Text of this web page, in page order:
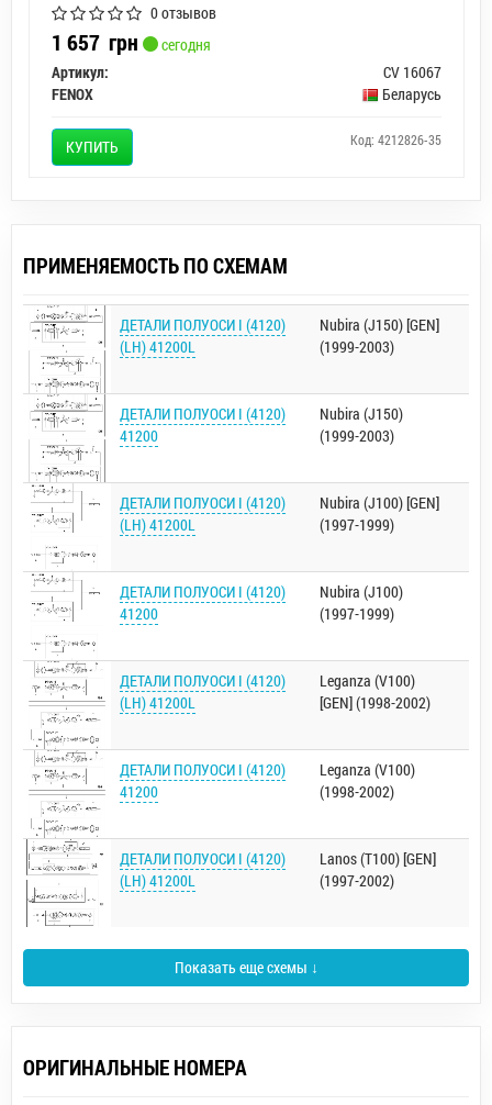
0 отзывов
1 657 грн
сегодня
Артикул:
CV 16067
FENOX
Беларусь
КУПИТЬ Код: 4212826-35
ПРИМЕНЯЕМОСТЬ ПО СХЕМАМ
ДЕТАЛИ ПОЛУОСИ I (4120)
(LH) 41200L
Nubira (J150) [GEN]
(1999-2003)
ДЕТАЛИ ПОЛУОСИ I (4120)
41200
Nubira (J150)
(1999-2003)
ДЕТАЛИ ПОЛУОСИ I (4120)
(LH) 41200L
Nubira (J100) [GEN]
(1997-1999)
ДЕТАЛИ ПОЛУОСИ I (4120)
41200
Nubira (J100)
(1997-1999)
ДЕТАЛИ ПОЛУОСИ I (4120)
(LH) 41200L
Leganza (V100)
[GEN] (1998-2002)
ДЕТАЛИ ПОЛУОСИ I (4120)
41200
Leganza (V100)
(1998-2002)
ДЕТАЛИ ПОЛУОСИ I (4120)
(LH) 41200L
Lanos (T100) [GEN]
(1997-2002)
Показать еще схемы ↓
ОРИГИНАЛЬНЫЕ НОМЕРА